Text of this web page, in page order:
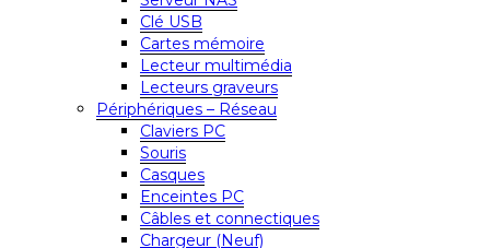
Clé USB
Cartes mémoire
Lecteur multimédia
Lecteurs graveurs
Périphériques – Réseau
Claviers PC
Souris
Casques
Enceintes PC
Câbles et connectiques
Chargeur (Neuf)